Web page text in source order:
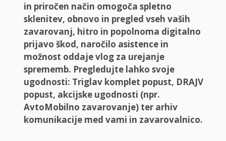
in priročen način omogoča spletno
sklenitev, obnovo in pregled vseh vaših
zavarovanj, hitro in popolnoma digitalno
prijavo škod, naročilo asistence in
možnost oddaje vlog za urejanje
sprememb. Pregledujte lahko svoje
ugodnosti: Triglav komplet popust, DRAJV
popust, akcijske ugodnosti (npr.
AvtoMobilno zavarovanje) ter arhiv
komunikacije med vami in zavarovalnico.